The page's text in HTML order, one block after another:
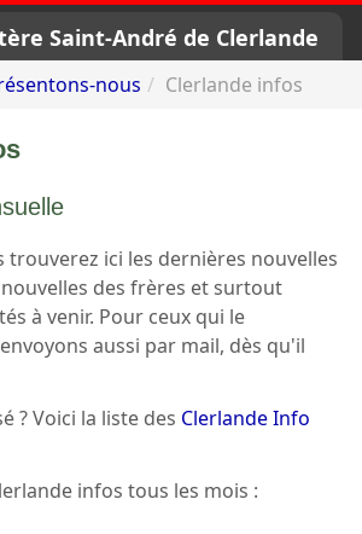
Saint-André de Clerlande
nous Clerlande infos
trouverez ici les dernières nouvelles
des frères et surtout
à venir. Pour ceux qui le
aussi par mail, dès qu'il
? Voici la liste des Clerlande Info
infos tous les mois :